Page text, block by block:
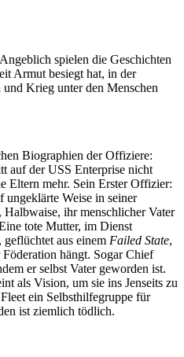
spielen die Geschichten
Armut besiegt hat, in der
Krieg unter den Menschen
Biographien der Offiziere:
auf der USS Enterprise nicht
Eltern mehr. Sein Erster Offizier:
ungeklärte Weise in seiner
ihr menschlicher Vater
tote Mutter, im Dienst
geflüchtet aus einem Failed State,
hängt. Sogar Chief
er selbst Vater geworden ist.
als Vision, um sie ins Jenseits zu
ein Selbsthilfegruppe für
ist ziemlich tödlich.